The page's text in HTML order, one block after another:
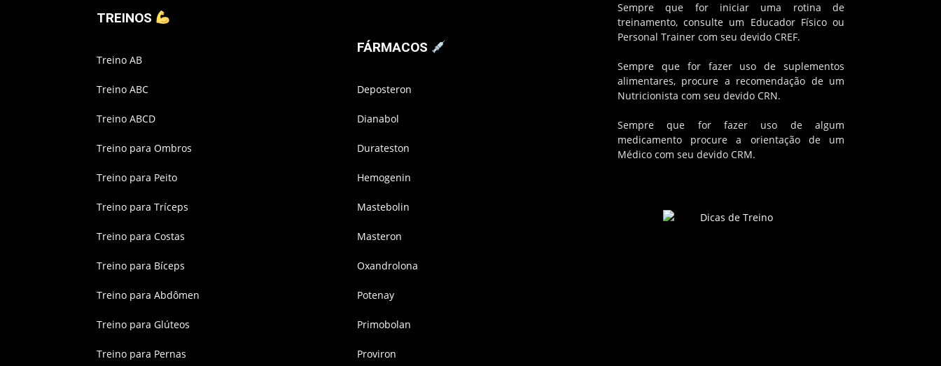
TREINOS
Treino AB
Treino ABC
Treino ABCD
Treino para Ombros
Treino para Peito
Treino para Tríceps
Treino para Costas
Treino para Bíceps
Treino para Abdômen
Treino para Glúteos
Treino para Pernas
FÁRMACOS
Deposteron
Dianabol
Durateston
Hemogenin
Mastebolin
Masteron
Oxandrolona
Potenay
Primobolan
Proviron
Sempre que for iniciar uma rotina de
treinamento, consulte um Educador Físico ou
Personal Trainer com seu devido CREF.
Sempre que for fazer uso de suplementos
alimentares, procure a recomendação de um
Nutricionista com seu devido CRN.
Sempre que for fazer uso de algum
medicamento procure a orientação de um
Médico com seu devido CRM.